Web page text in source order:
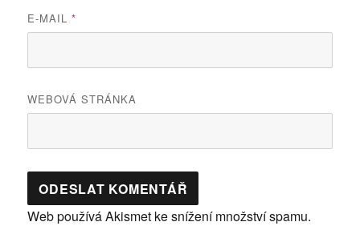
E-MAIL*
WEBOVÁ STRÁNKA
Web používá Akismet ke snížení množství spamu.